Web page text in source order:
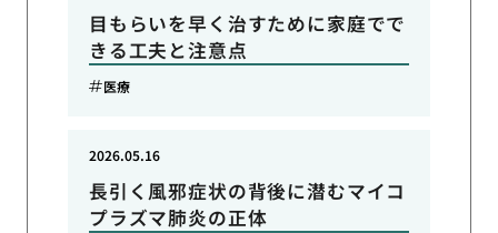
目もらいを早く治すために家庭でで
きる工夫と注意点
医療
長引く風邪症状の背後に潜むマイコ
プラズマ肺炎の正体
2026.05.16